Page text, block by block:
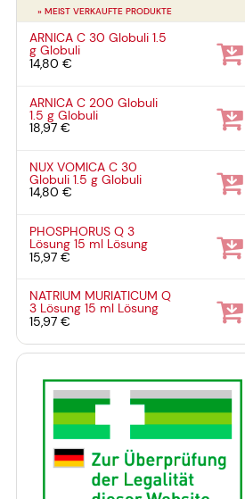
» MEIST VERKAUFTE PRODUKTE
ARNICA C 30 Globuli1.5
gGlobuli
14,80 €
ARNICA C 200 Globuli
1.5 gGlobuli
18,97 €
NUX VOMICA C 30
Globuli1.5 gGlobuli
14,80 €
PHOSPHORUS Q 3
Lösung15 ml Lösung
15,97 €
NATRIUM MURIATICUM Q
3 Lösung15 ml Lösung
15,97 €